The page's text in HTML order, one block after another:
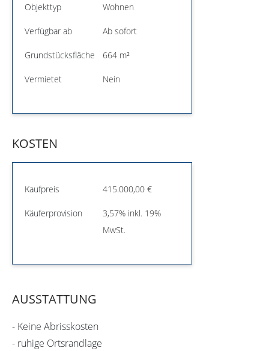
Objekttyp Wohnen
Verfügbar ab Ab sofort
Grundstücksfläche 664 m²
Vermietet Nein
KOSTEN
Kaufpreis 415.000,00 €
Käuferprovision
3,57% inkl. 19%
MwSt.
AUSSTATTUNG
- Keine Abrisskosten
- ruhige Ortsrandlage